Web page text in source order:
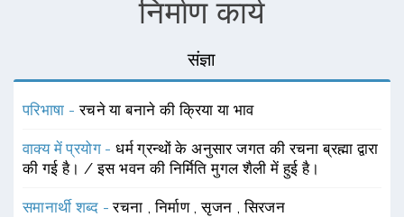
निर्माण कार्य
संज्ञा
परिभाषा -रचने या बनाने की क्रिया या भाव
वाक्य में प्रयोग -धर्म ग्रन्थों के अनुसार जगत की रचना ब्रह्मा द्वारा
की गई है। / इस भवन की निर्मिति मुगल शैली में हुई है।
समानार्थी शब्द -रचना ,निर्माण ,सृजन ,सिरजन